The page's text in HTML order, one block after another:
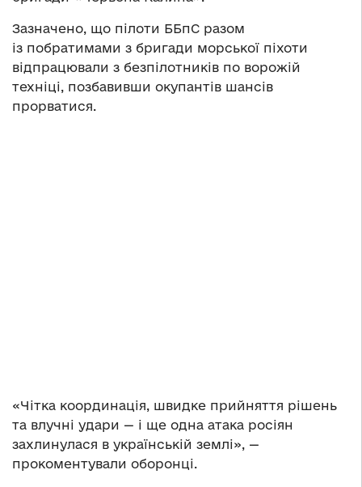
Зазначено, що пілоти ББпС разом
із побратимами з бригади морської піхоти
відпрацювали з безпілотників по ворожій
техніці, позбавивши окупантів шансів
прорватися.
«Чітка координація, швидке прийняття рішень
та влучні удари — і ще одна атака росіян
захлинулася в українській землі», —
прокоментували оборонці.